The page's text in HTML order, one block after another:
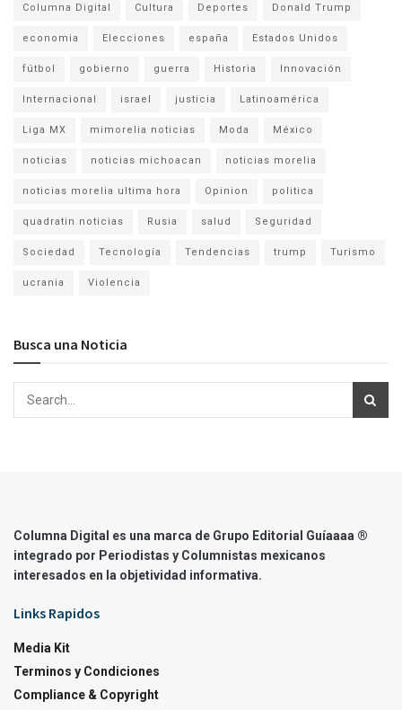
Columna Digital Cultura Deportes Donald Trump
economia Elecciones españa Estados Unidos
fútbol gobierno guerra Historia Innovación
Internacional israel justicia Latinoamérica
Liga MX mimorelia noticias Moda México
noticias noticias michoacan noticias morelia
noticias morelia ultima hora Opinion politica
quadratin noticias Rusia salud Seguridad
Sociedad Tecnología Tendencias trump Turismo
ucrania Violencia
Busca una Noticia
Columna Digital es una marca de Grupo Editorial Guíaaaa ®
integrado por Periodistas y Columnistas mexicanos
interesados en la objetividad informativa.
Links Rapidos
Media Kit
Terminos y Condiciones
Compliance & Copyright